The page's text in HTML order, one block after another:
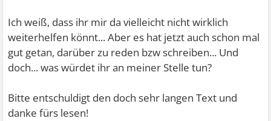
Ich weiß, dass ihr mir da vielleicht nicht wirklich
weiterhelfen könnt... Aber es hat jetzt auch schon mal
gut getan, darüber zu reden bzw schreiben... Und
doch... was würdet ihr an meiner Stelle tun?
Bitte entschuldigt den doch sehr langen Text und
danke fürs lesen!